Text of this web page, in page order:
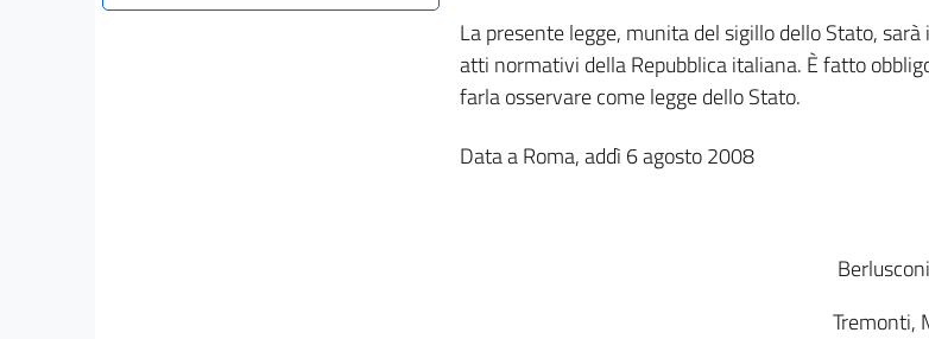
La presente legge, munita del sigillo dello Stato,
atti normativi della Repubblica italiana. È fatto
farla osservare come legge dello Stato.
Data a Roma, addì 6 agosto 2008
Tremonti,